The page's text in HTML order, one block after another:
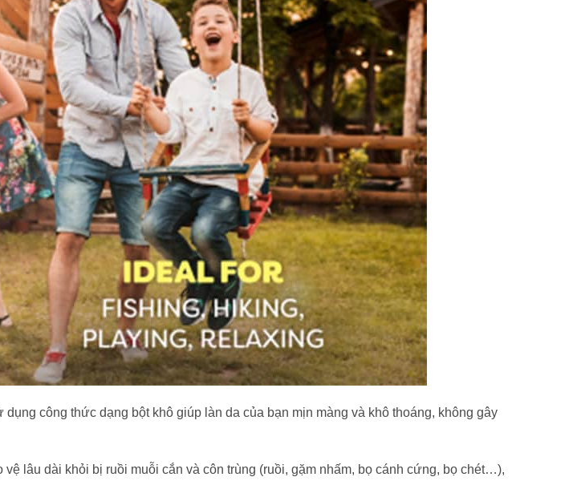
công thức dạng bột khô giúp làn da của bạn mịn màng và khô thoáng, không gây
lâu dài khỏi bị ruồi muỗi cắn và côn trùng (ruồi, gặm nhấm, bọ cánh cứng, bọ chét…),